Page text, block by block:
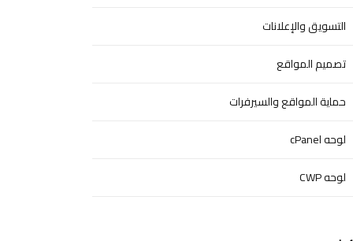
التسويق والإعلانات
تصميم المواقع
حماية المواقع والسيرفرات
لوحه cPanel
لوحه CWP